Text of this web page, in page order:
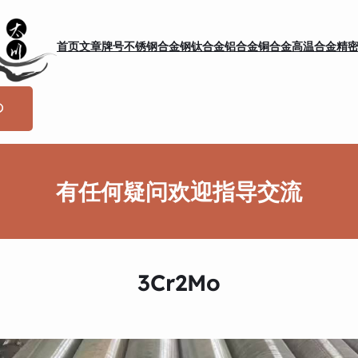
首页文章牌号不锈钢合金钢钛合金铝合金铜合金高温合金精
有任何疑问欢迎指导交流
3Cr2Mo